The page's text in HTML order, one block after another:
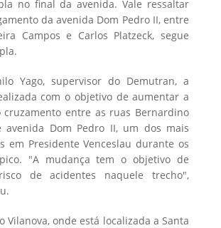
no final da avenida. Vale ressaltar
da avenida Dom Pedro II, entre
Campos e Carlos Platzeck, segue
Yago, supervisor do Demutran, a
com o objetivo de aumentar a
cruzamento entre as ruas Bernardino
avenida Dom Pedro II, um dos mais
em Presidente Venceslau durante os
"A mudança tem o objetivo de
de acidentes naquele trecho",
Vilanova, onde está localizada a Santa